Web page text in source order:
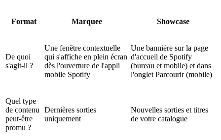
Format Marquee Showcase
De quoi
s'agit-il ?
Une fenêtre contextuelle
qui s'affiche en plein écran
dès l'ouverture de l'appli
mobile Spotify
Une bannière sur la page
d'accueil de Spotify
(bureau et mobile) et dans
l'onglet Parcourir (mobile)
Quel type
de contenu
peut-être
promu ?
Dernières sorties
uniquement
Nouvelles sorties et titres
de votre catalogue